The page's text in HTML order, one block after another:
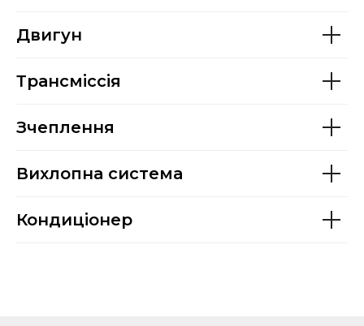
Двигун
Трансміссія
Зчеплення
Вихлопна система
Кондиціонер